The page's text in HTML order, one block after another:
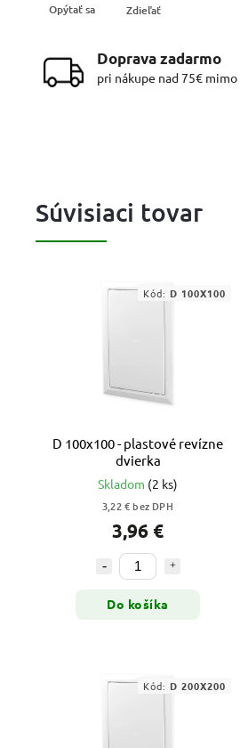
Opýtať sa Zdieľať
Doprava zadarmo
pri nákupe nad 75€ mimo
Súvisiaci tovar
D 100x100 - plastové revízne
dvierka
Skladom (2 ks)
3,22 € bez DPH
3,96 €
Do košíka
Kód: D 100X100
Kód: D 200X200